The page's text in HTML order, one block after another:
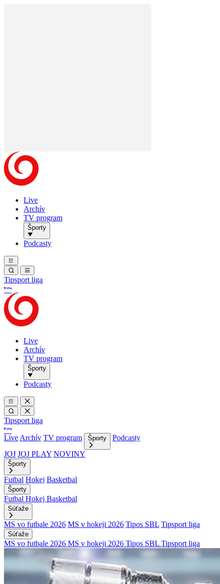
Live
Archív
TV program
Športy
Podcasty
Tipsport liga
Live
Archív
TV program
Športy
Podcasty
Tipsport liga
Live Archív TV program Športy
Podcasty
JOJ JOJ PLAY NOVINY
Športy
Futbal Hokej Basketbal
Športy
Futbal Hokej Basketbal
Súťaže
MS vo futbale 2026 MS v hokeji 2026 Tipos SBL Tipsport liga
Súťaže
MS vo futbale 2026 MS v hokeji 2026 Tipos SBL Tipsport liga